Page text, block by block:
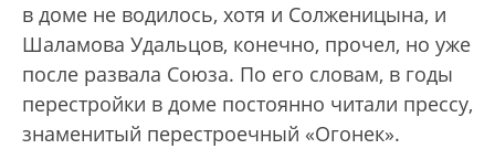
в доме не водилось, хотя и Солженицына, и
Шаламова Удальцов, конечно, прочел, но уже
после развала Союза. По его словам, в годы
перестройки в доме постоянно читали прессу,
знаменитый перестроечный «Огонек».